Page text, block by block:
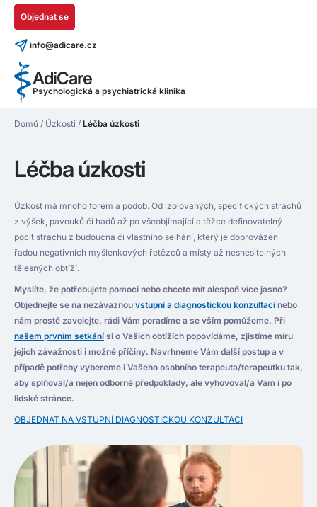
AdiCare
Psychologická a psychiatrická klinika
Objednat se
info@adicare.cz
Domů / Úzkosti / Léčba úzkosti
Léčba úzkosti
Úzkost má mnoho forem a podob. Od izolovaných, specifických strachů
z výšek, pavouků či hadů až po všeobjímající a těžce definovatelný
pocit strachu z budoucna či vlastního selhání, který je doprovázen
řadou negativních myšlenkových řetězců a místy až nesnesitelných
tělesných obtíží.
Myslíte, že potřebujete pomoci nebo chcete mít alespoň více jasno?
Objednejte se na nezávaznou vstupní a diagnostickou konzultaci nebo
nám prostě zavolejte, rádi Vám poradíme a se vším pomůžeme. Při
našem prvním setkání si o Vašich obtížích popovídáme, zjistíme míru
jejich závažnosti i možné příčiny. Navrhneme Vám další postup a v
případě potřeby vybereme i Vašeho osobního terapeuta/terapeutku tak,
aby splňoval/a nejen odborné předpoklady, ale vyhovoval/a Vám i po
lidské stránce.
OBJEDNAT NA VSTUPNÍ DIAGNOSTICKOU KONZULTACI